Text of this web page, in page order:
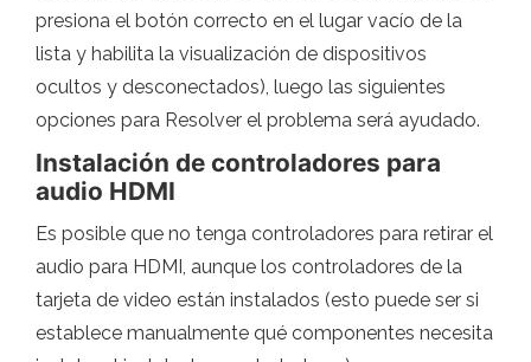
presiona el botón correcto en el lugar vacío de la
lista y habilita la visualización de dispositivos
ocultos y desconectados), luego las siguientes
opciones para Resolver el problema será ayudado.
Instalación de controladores para
audio HDMI
Es posible que no tenga controladores para retirar el
audio para HDMI, aunque los controladores de la
tarjeta de video están instalados (esto puede ser si
establece manualmente qué componentes necesita